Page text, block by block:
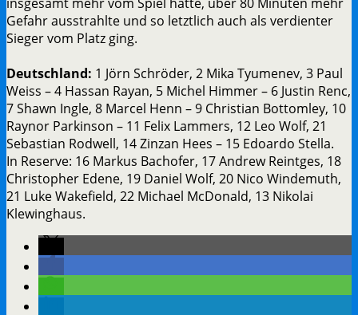
Gefahr ausstrahlte und so letztlich auch als verdienter
Sieger vom Platz ging.
Deutschland: 1 Jörn Schröder, 2 Mika Tyumenev, 3 Paul
Weiss – 4 Hassan Rayan, 5 Michel Himmer – 6 Justin Renc,
7 Shawn Ingle, 8 Marcel Henn – 9 Christian Bottomley, 10
Raynor Parkinson – 11 Felix Lammers, 12 Leo Wolf, 21
Sebastian Rodwell, 14 Zinzan Hees – 15 Edoardo Stella.
In Reserve: 16 Markus Bachofer, 17 Andrew Reintges, 18
Christopher Edene, 19 Daniel Wolf, 20 Nico Windemuth,
21 Luke Wakefield, 22 Michael McDonald, 13 Nikolai
Klewinghaus.